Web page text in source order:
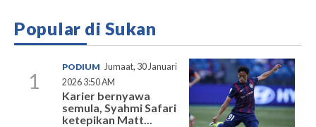
Popular di Sukan
1
PODIUM Jumaat, 30 Januari
2026 3:50 AM
Karier bernyawa
semula, Syahmi Safari
ketepikan Matt...